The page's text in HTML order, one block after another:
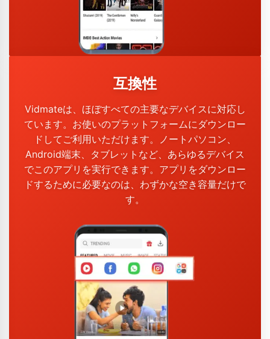
互換性
Vidmateは、ほぼすべての主要なデバイスに対応し
ています。お使いのプラットフォームにダウンロー
ドしてご利用いただけます。ノートパソコン、
Android端末、タブレットなど、あらゆるデバイス
でこのアプリを実行できます。アプリをダウンロー
ドするために必要なのは、わずかな空き容量だけで
す。